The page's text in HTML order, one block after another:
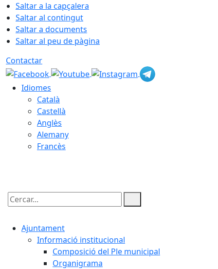
Saltar a la capçalera
Saltar al contingut
Saltar a documents
Saltar al peu de pàgina
Contactar
Idiomes
Català
Castellà
Anglès
Alemany
Francès
Cercar:
Ajuntament
Informació institucional
Composició del Ple municipal
Organigrama